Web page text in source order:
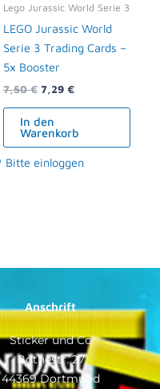
Lego Jurassic World Serie 3
LEGO Jurassic World
Serie 3 Trading Cards –
5x Booster
7,50€ 7,29 €
In den
Warenkorb
Bitte einloggen
Anschrift
Sticker und Co
Bothestr. 27
44369 Dortmund